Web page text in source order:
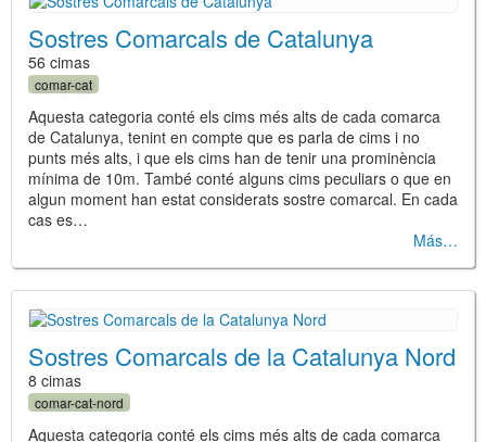
Sostres Comarcals de Catalunya
56 cimas
comar-cat
Aquesta categoria conté els cims més alts de cada comarca
de Catalunya, tenint en compte que es parla de cims i no
punts més alts, i que els cims han de tenir una prominència
mínima de 10m. També conté alguns cims peculiars o que en
algun moment han estat considerats sostre comarcal. En cada
cas es…
Más
Sostres Comarcals de la Catalunya Nord
8 cimas
comar-cat-nord
Aquesta categoria conté els cims més alts de cada comarca